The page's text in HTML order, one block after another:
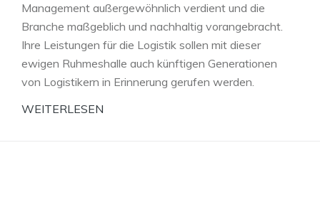
Management außergewöhnlich verdient und die
Branche maßgeblich und nachhaltig vorangebracht.
Ihre Leistungen für die Logistik sollen mit dieser
ewigen Ruhmeshalle auch künftigen Generationen
von Logistikern in Erinnerung gerufen werden.
WEITERLESEN